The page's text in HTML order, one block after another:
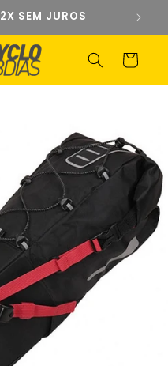
SEM JUROS
Carrinho